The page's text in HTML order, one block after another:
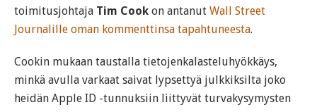
toimitusjohtaja Tim Cook on antanut Wall Street
Journalille oman kommenttinsa tapahtuneesta.
Cookin mukaan taustalla tietojenkalasteluhyökkäys,
minkä avulla varkaat saivat lypsettyä julkkiksilta joko
heidän Apple ID -tunnuksiin liittyvät turvakysymysten